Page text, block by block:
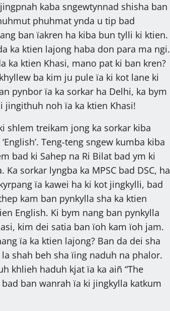
kaba sngewtynnad shisha ban
phuhmat ynda u tip bad
ban ïakren ha kiba bun tylli ki ktien.
ka ktien lajong haba don para ma ngi.
ka ktien Khasi, mano pat ki ban kren?
ba kim ju pule ïa ki kot lane ki
pynbor ïa ka sorkar ha Delhi, ka bym
jingithuh noh ïa ka ktien Khasi!
shlem treikam jong ka sorkar kiba
Teng-teng sngew kumba kiba
bad ki Sahep na Ri Bilat bad ym ki
sorkar lyngba ka MPSC bad DSC, ha
ïa kawei ha ki kot jingkylli, bad
kam ban pynkylla sha ka ktien
English. Ki bym nang ban pynkylla
kim dei satia ban ïoh kam ïoh jam.
ïa ka ktien lajong? Ban da dei sha
shah beh sha ïing naduh na phalor.
khlieh haduh kjat ïa ka aiñ “The
bad ban wanrah ïa ki jingkylla katkum